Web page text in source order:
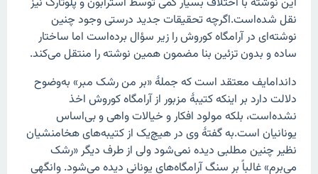
نقل شده‌است.اگرچه تحقیقات جدید درستی وجود چنین
نوشته‌ای در آرامگاه کوروش را زیر سؤال برده‌است اما ساختار
ساده و بدون تزئین بنا مضمون همین نوشته را منتقل می‌کند.
داندامایف معتقد است که جملهٔ «بر من رشک مبر» به‌وضوح
دلالت دارد بر اینکه کتیبهٔ مزبور از آرامگاه کوروش اخذ
نشده‌است، بلکه مولود افکار و خیالات واهی و بی‌اساس
یونانیان است.به گفتهٔ وی در هیچ‌یک از کتیبه‌های هخامنشیان
نظیر چنین مطلبی دیده نمی‌شود ولی از طرف دیگر «رشک
می‌برم» غالباً بر سنگ آرامگاه‌های یونانی دیده می‌شود. وانگهی